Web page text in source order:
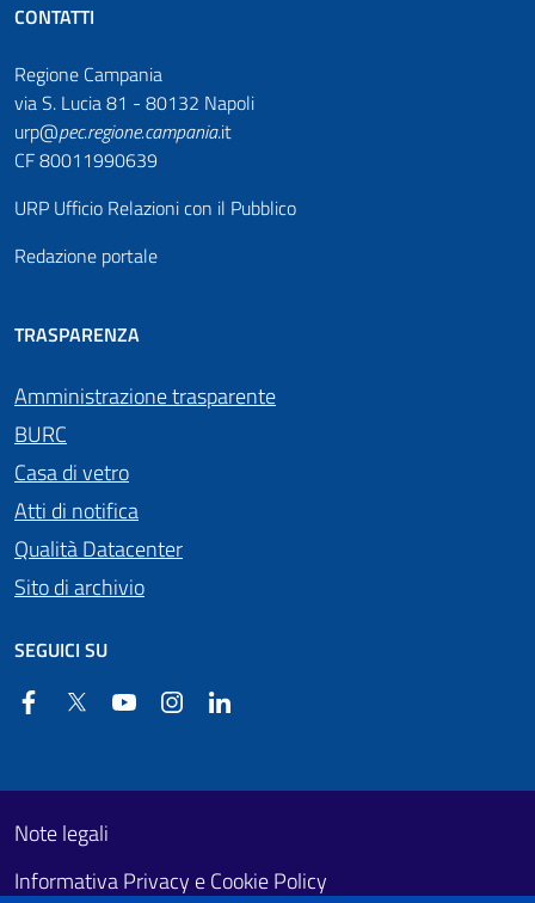
CONTATTI
Regione Campania
via S. Lucia 81 - 80132 Napoli
urp@pec.regione.campania.it
CF 80011990639
URP Ufficio Relazioni con il Pubblico
Redazione portale
TRASPARENZA
Amministrazione trasparente
BURC
Casa di vetro
Atti di notifica
Qualità Datacenter
Sito di archivio
SEGUICI SU
FacebookTwitter YouTube Instagram
Footer First
Useful links section
Note legali
Informativa Privacy e Cookie Policy